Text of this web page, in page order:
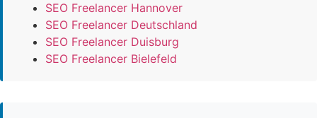
SEO Freelancer Hannover
SEO Freelancer Deutschland
SEO Freelancer Duisburg
SEO Freelancer Bielefeld